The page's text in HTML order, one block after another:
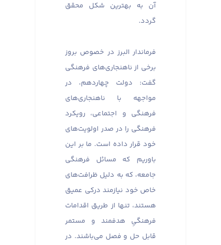
آن به بهترین شکل محقق
گردد.
فرماندار البرز در خصوص بروز
برخی از ناهنجاری‌های فرهنگی
گفت: دولت چهاردهم، در
مواجهه با ناهنجاری‌های
فرهنگی و اجتماعی، رویکرد
فرهنگی را در صدر اولویت‌های
خود قرار داده است. ما بر این
باوریم که مسائل فرهنگی
جامعه، که به دلیل ظرافت‌های
خاص خود نیازمند درکی عمیق
هستند، تنها از طریق اقدامات
فرهنگیِ هدفمند و مستمر
قابل حل و فصل می‌باشند. در